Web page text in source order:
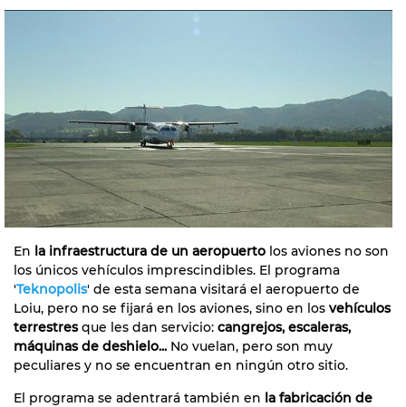
En la infraestructura de un aeropuerto los aviones no son
los únicos vehículos imprescindibles. El programa
'Teknopolis' de esta semana visitará el aeropuerto de
Loiu, pero no se fijará en los aviones, sino en los vehículos
terrestresque les dan servicio: cangrejos, escaleras,
máquinas de deshielo... No vuelan, pero son muy
peculiares y no se encuentran en ningún otro sitio.
El programa se adentrará también en la fabricación de